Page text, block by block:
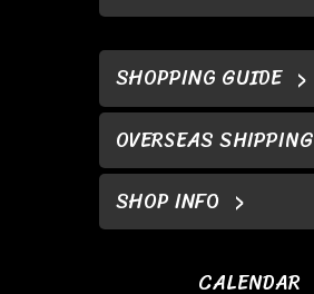
SHOPPING GUIDE
OVERSEAS SHIPPING
SHOP INFO
CALENDAR